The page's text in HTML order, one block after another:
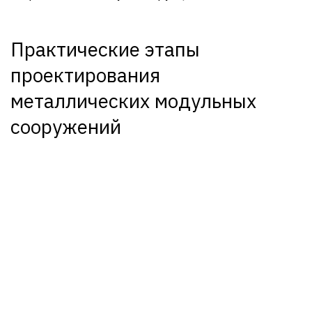
Практические этапы
проектирования
металлических модульных
сооружений